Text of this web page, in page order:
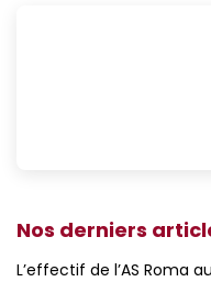
Nos derniers
L’effectif de l’AS Roma